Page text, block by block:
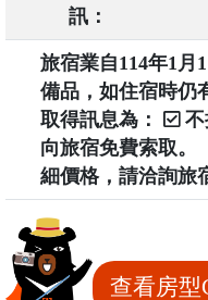
訊：
旅宿業自114年1月
備品，如住宿時仍
取得訊息為：
不
向旅宿免費索取。
細價格，請洽詢旅
查看房型